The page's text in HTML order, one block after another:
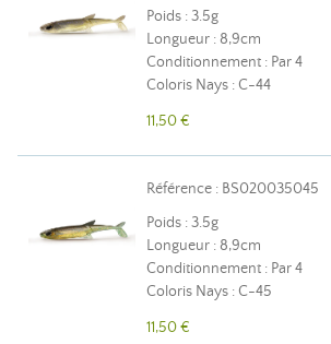
Poids : 3.5g
Longueur : 8,9cm
Conditionnement : Par 4
Coloris Nays : C-44
11,50 €
Référence : BS020035045
Poids : 3.5g
Longueur : 8,9cm
Conditionnement : Par 4
Coloris Nays : C-45
11,50 €